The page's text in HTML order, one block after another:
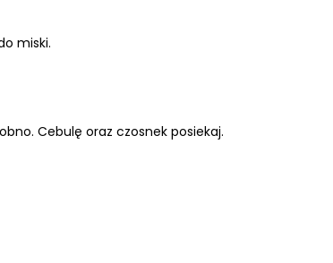
miski.
Cebulę oraz czosnek posiekaj.